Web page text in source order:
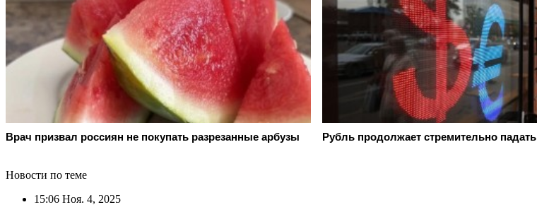
Врач призвал россиян не покупать разрезанные арбузы Рубль продолжает стремительно падать
Новости по теме
15:06 Ноя. 4, 2025